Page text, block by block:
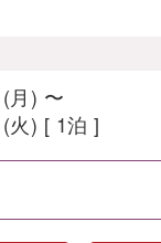
月) 〜
火) [ 1泊 ]